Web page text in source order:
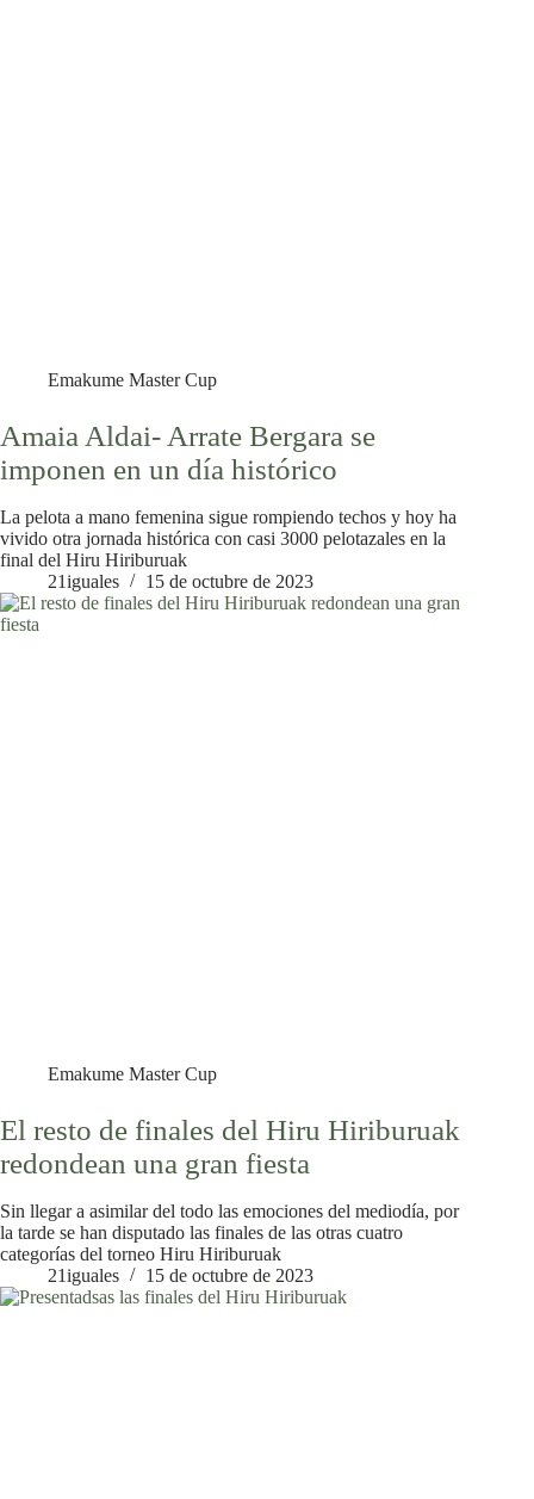
Emakume Master Cup
Amaia Aldai- Arrate Bergara se
imponen en un día histórico
La pelota a mano femenina sigue rompiendo techos y hoy ha
vivido otra jornada histórica con casi 3000 pelotazales en la
final del Hiru Hiriburuak
21iguales
15 de octubre de 2023
Emakume Master Cup
El resto de finales del Hiru Hiriburuak
redondean una gran fiesta
Sin llegar a asimilar del todo las emociones del mediodía, por
la tarde se han disputado las finales de las otras cuatro
categorías del torneo Hiru Hiriburuak
21iguales
15 de octubre de 2023